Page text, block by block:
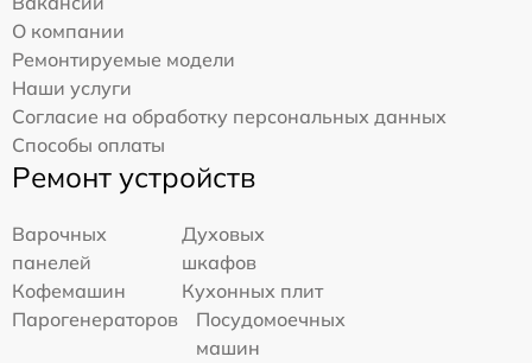
О компании
Ремонтируемые модели
Наши услуги
Согласие на обработку персональных данных
Способы оплаты
Ремонт устройств
Варочных
панелей
Духовых
шкафов
Кофемашин
Кухонных плит
Парогенераторов
Посудомоечных
машин